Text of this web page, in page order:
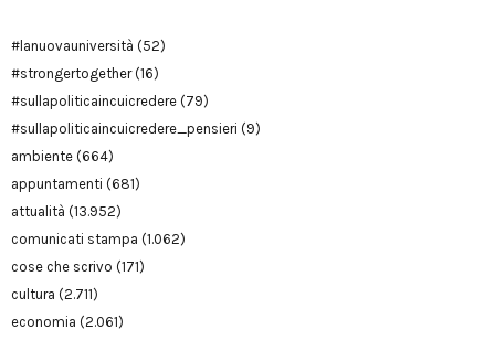
#lanuovauniversità (52)
#strongertogether(16)
#sullapoliticaincuicredere (79)
#sullapoliticaincuicredere_pensieri (9)
ambiente (664)
appuntamenti (681)
attualità (13.952)
comunicati stampa (1.062)
cose che scrivo (171)
cultura (2.711)
economia (2.061)